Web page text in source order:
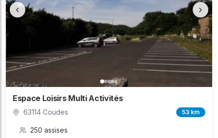
‹ ›
Espace Loisirs Multi Activités
63114 Coudes 53 km
250 assises